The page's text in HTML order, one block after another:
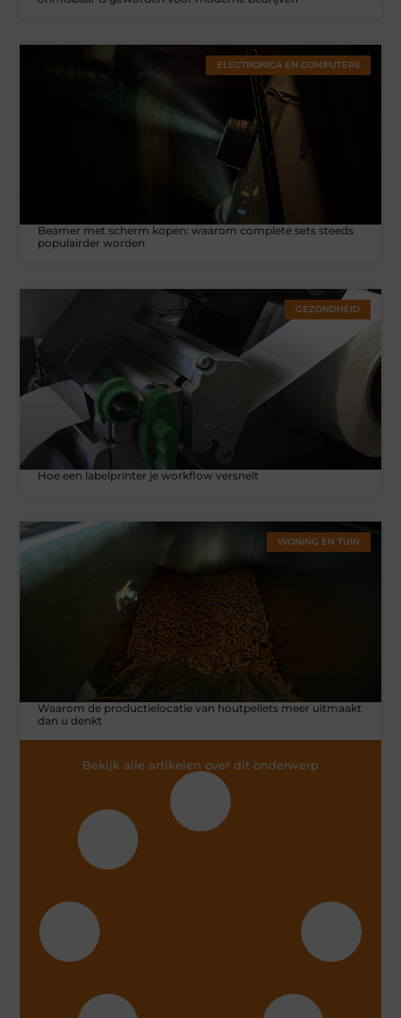
ELECTRONICA EN COMPUTERS
Beamer met scherm kopen: waarom complete sets steeds
populairder worden
GEZONDHEID
Hoe een labelprinter je workflow versnelt
WONING EN TUIN
Waarom de productielocatie van houtpellets meer uitmaakt
dan u denkt
Bekijk alle artikelen over dit onderwerp